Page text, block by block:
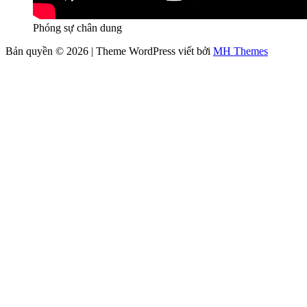
Phóng sự chân dung
Bản quyền © 2026 | Theme WordPress viết bởi MH Themes